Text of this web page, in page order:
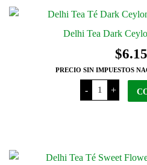
Delhi Tea Dark
$
PRECIO SIN IMPUESTOS
-
Delhi
Tea
Dark
+